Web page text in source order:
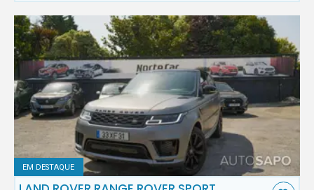
EM DESTAQUE